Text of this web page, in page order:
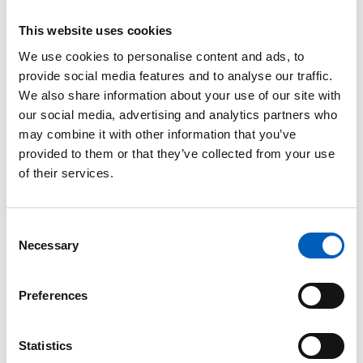
This website uses cookies
We use cookies to personalise content and ads, to
provide social media features and to analyse our traffic.
We also share information about your use of our site with
our social media, advertising and analytics partners who
may combine it with other information that you’ve
provided to them or that they’ve collected from your use
of their services.
Necessary
Preferences
Statistics
1,5 millioner nye HIV-infektioner i 2021
650.000 mennesker dør af aids hvert år
35,3 millioner mennesker er døde som følge af
AIDS-relaterede sygdomme siden epidemien
begyndte. (Kilde: UNAIDS)
smittede er blandt børn. Fra 2001 til 2014 blev
hele 58 procent af fejre børn smittet.
Selv om antallet af nye hiv-smittede i Afrika syd
for Sahara falder, er det stadig denne REGION,
antallet af nye smittede sker i Østeuropa og